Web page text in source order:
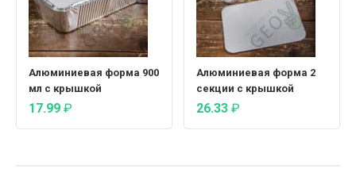
Алюминиевая форма 900
мл с крышкой
17.99 ₽
Алюминиевая форма 2
секции с крышкой
26.33 ₽